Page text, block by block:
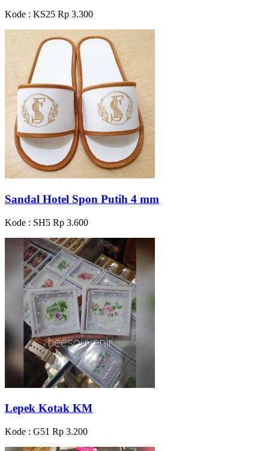
Kode : KS25 Rp 3.300
Sandal Hotel Spon Putih 4 mm
Kode : SH5 Rp 3.600
Lepek Kotak KM
Kode : G51 Rp 3.200